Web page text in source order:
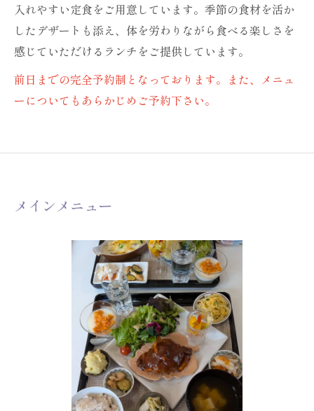
入れやすい定食をご用意しています。季節の食材を活か
したデザートも添え、体を労わりながら食べる楽しさを
感じていただけるランチをご提供しています。
前日までの完全予約制となっております。また、メニュ
ーについてもあらかじめご予約下さい。
メインメニュー